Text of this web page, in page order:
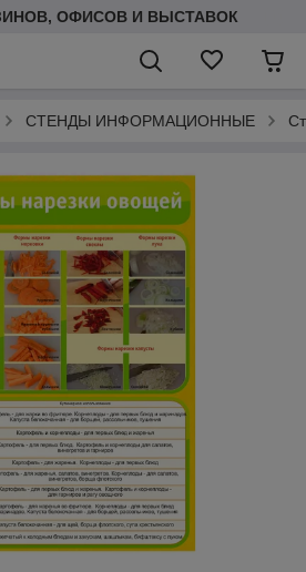
ОФИСОВ И ВЫСТАВОК
СТЕНДЫ ИНФОРМАЦИОННЫЕ